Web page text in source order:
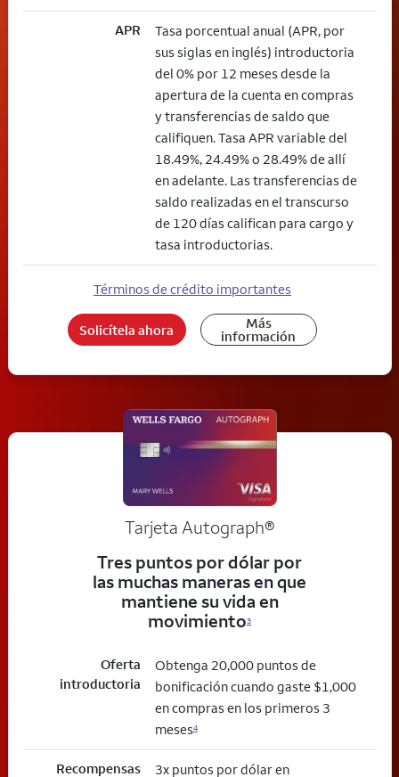
APR
Tasa porcentual anual (APR, por
sus siglas en inglés) introductoria
del 0% por 12 meses desde la
apertura de la cuenta en compras
y transferencias de saldo que
califiquen. Tasa APR variable del
18.49%, 24.49% o 28.49% de allí
en adelante. Las transferencias de
saldo realizadas en el transcurso
de 120 días califican para cargo y
tasa introductorias.
Términos de crédito importantes
Solicítela ahora Más
información
Tarjeta Autograph®
Tres puntos por dólar por
las muchas maneras en que
mantiene su vida en
movimiento3
Oferta
introductoria
Obtenga 20,000 puntos de
bonificación cuando gaste $1,000
en compras en los primeros 3
meses4
Recompensas 3x puntos por dólar en